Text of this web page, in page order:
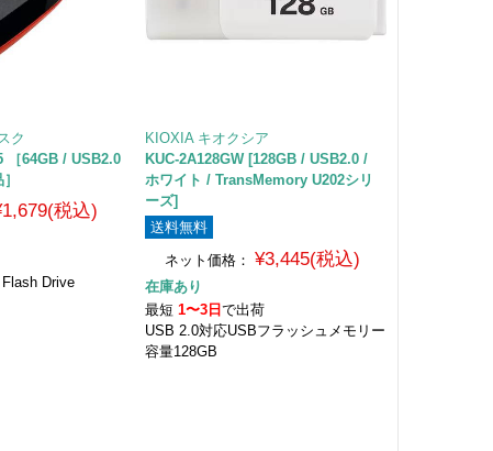
ク
［64GB / USB2.0
税込)
Drive
KIOXIA キオクシア
KUC-2A128GW [128GB / USB2.0 /
ホワイト / TransMemory U202シリ
ーズ]
送料無料
ネット価格：
¥3,445(税込)
在庫あり
最短 1〜3日 で出荷
USB 2.0対応USBフラッシュメモリー
容量128GB